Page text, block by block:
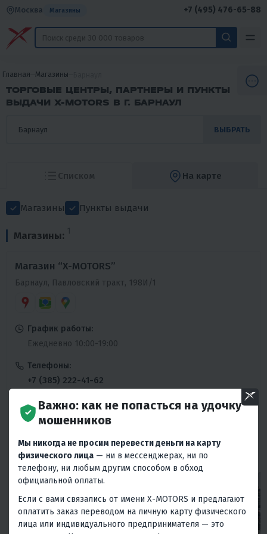
Москва Магазины +7 (495) 476-65-88
Главная Магазины
ТОРГОВЫЕ ЦЕНТРЫ, ПАРТНЕРЫ И ПУНКТЫ
ВЫДАЧИ X-MOTORS В Г. БАРНАУЛ
ВЫБРАТЬ
Списком На карте
Магазины Пункты выдачи
Магазины: 1
Магазин “X-MOTORS”
Барнаул, Павловский тракт, 198И/1
График работы:
Ежедневно 10:00-19:00
Телефоны:
+7 (385) 222-41-62
Сервисный центр:
Пн-Пт 10:00-19:00
Важно: как не попасться на удочку
мошенников
Мы никогда не просим перевести деньги на карту
физического лица — ни в мессенджерах, ни по
телефону, ни любым другим способом в обход
официальной оплаты.
Если с вами связались от имени X-MOTORS и предлагают
оплатить заказ переводом на личную карту физического
лица или индивидуального предпринимателя — это